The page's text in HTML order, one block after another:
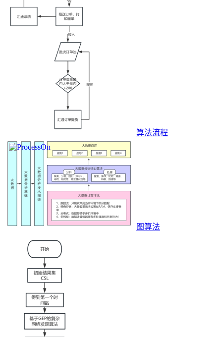
算法流程
图算法